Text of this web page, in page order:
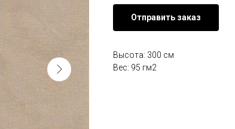
Отправить заказ
Высота: 300 см
Вес: 95 гм2